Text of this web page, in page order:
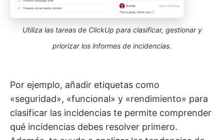
Utiliza las tareas de ClickUp para clasificar, gestionar y
priorizar los informes de incidencias.
Por ejemplo, añadir etiquetas como
«seguridad», «funcional» y «rendimiento» para
clasificar las incidencias te permite comprender
qué incidencias debes resolver primero.